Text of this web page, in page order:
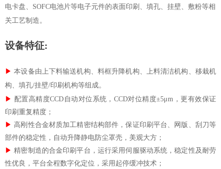
电卡盘、SOFC电池片等电子元件的表面印刷、填孔、挂壁、敷粉等相
关工艺制造。
设备特征:
▶ 本设备由上下料输送机构、料框升降机构、上料清洁机构、移栽机
构、填孔/挂壁/印刷机构等组成。
▶ 配置高精度CCD自动对位系统，CCD对位精度±5μm，更有效保证
印刷重复精度；
▶ 高刚性合金材质加工精密结构部件，保证印刷平台、网版、刮刀等
部件的稳定性，自动升降静电防尘罩壳，美观大方；
▶精密制造的合金印刷平台，运行采用伺服驱动系统，稳定性及耐劳
性优良，平台全程数字化定位 ，采用 起停缓冲技术；